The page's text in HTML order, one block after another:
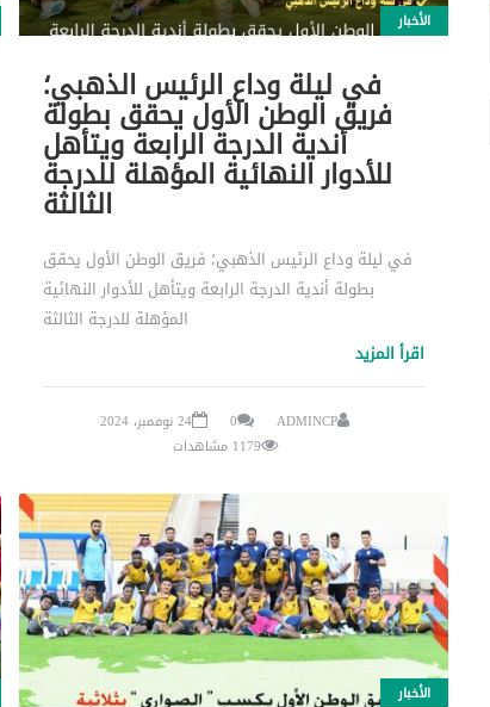
الأخبار
في ليلة وداع الرئيس الذهبي؛
فريق الوطن الأول يحقق بطولة
أندية الدرجة الرابعة ويتأهل
للأدوار النهائية المؤهلة للدرجة
الثالثة
في ليلة وداع الرئيس الذهبي؛ فريق الوطن الأول يحقق
بطولة أندية الدرجة الرابعة ويتأهل للأدوار النهائية
المؤهلة للدرجة الثالثة
اقرأ المزيد
ADMINCP
0
24 نوفمبر، 2024
1179 مشاهدات
الأخبار